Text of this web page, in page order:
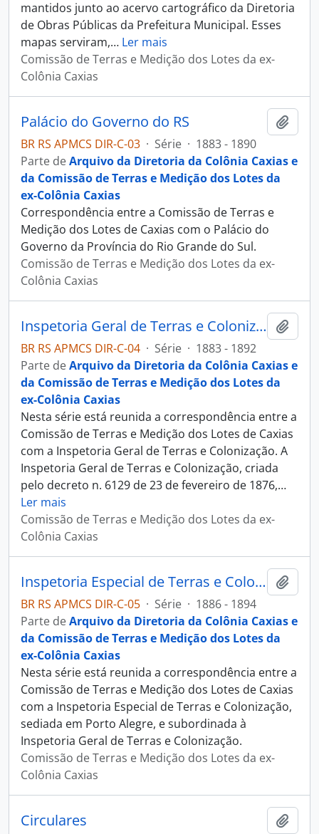
mantidos junto ao acervo cartográfico da Diretoria
de Obras Públicas da Prefeitura Municipal. Esses
mapas serviram,… Ler mais
Comissão de Terras e Medição dos Lotes da ex-
Colônia Caxias
Palácio do Governo do RS
BR RS APMCS DIR-C-03 · Série · 1883 - 1890
Parte deArquivo da Diretoria da Colônia Caxias e
da Comissão de Terras e Medição dos Lotes da
ex-Colônia Caxias
Correspondência entre a Comissão de Terras e
Medição dos Lotes de Caxias com o Palácio do
Governo da Província do Rio Grande do Sul.
Comissão de Terras e Medição dos Lotes da ex-
Colônia Caxias
Inspetoria Geral de Terras e Colonização
BR RS APMCS DIR-C-04 · Série · 1883 - 1892
Parte deArquivo da Diretoria da Colônia Caxias e
da Comissão de Terras e Medição dos Lotes da
ex-Colônia Caxias
Nesta série está reunida a correspondência entre a
Comissão de Terras e Medição dos Lotes de Caxias
com a Inspetoria Geral de Terras e Colonização. A
Inspetoria Geral de Terras e Colonização, criada
pelo decreto n. 6129 de 23 de fevereiro de 1876,…
Ler mais
Comissão de Terras e Medição dos Lotes da ex-
Colônia Caxias
Inspetoria Especial de Terras e Colonização
BR RS APMCS DIR-C-05 · Série · 1886 - 1894
Parte deArquivo da Diretoria da Colônia Caxias e
da Comissão de Terras e Medição dos Lotes da
ex-Colônia Caxias
Nesta série está reunida a correspondência entre a
Comissão de Terras e Medição dos Lotes de Caxias
com a Inspetoria Especial de Terras e Colonização,
sediada em Porto Alegre, e subordinada à
Inspetoria Geral de Terras e Colonização.
Comissão de Terras e Medição dos Lotes da ex-
Colônia Caxias
Circulares